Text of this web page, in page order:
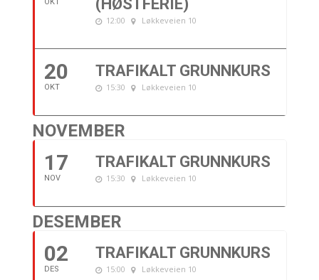
OKT
(HØSTFERIE)
12:00 Løkkeveien 10
20
OKT
TRAFIKALT GRUNNKURS
15:30 Løkkeveien 10
NOVEMBER
17
NOV
TRAFIKALT GRUNNKURS
15:30 Løkkeveien 10
DESEMBER
02
DES
TRAFIKALT GRUNNKURS
15:00 Løkkeveien 10